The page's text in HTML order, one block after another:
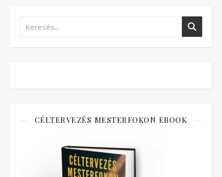
CÉLTERVEZÉS MESTERFOKON EBOOK